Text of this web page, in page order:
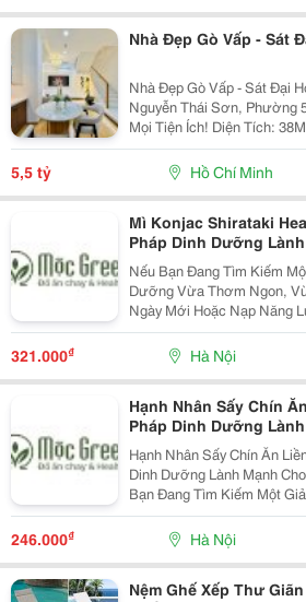
Nhà Đẹp Gò Vấp - Sát
Nhà Đẹp Gò Vấp - Sát Đại
Nguyễn Thái Sơn, Phường
Mọi Tiện Ích! Diện Tích:
Cấu: Nhà 1 Trệt 2 Lầu Kiên
Sân Thượng Thoáng Mát,
5,5 tỷ Hồ Chí Minh
Mì Konjac Shirataki
Pháp Dinh Dưỡng
Hiện Đại
Nếu Bạn Đang Tìm Kiếm
Dưỡng Vừa Thơm Ngon,
Ngày Mới Hoặc Nạp Năng
Thì Mì Konjac Shirataki
Lựa
321.000₫ Hà Nội
Hạnh Nhân Sấy Chín
Pháp Dinh Dưỡng
Hiện Đại
Hạnh Nhân Sấy Chín Ăn
Dinh Dưỡng Lành Mạnh Cho
Bạn Đang Tìm Kiếm Một
Dưỡng Vừa Thơm Ngon,
Ngày Mới Hoặc Nạp
Thì Hạnh Nhân...
246.000₫ Hà Nội
Nệm Ghế Xếp Thư